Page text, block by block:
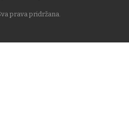
prava pridržana.